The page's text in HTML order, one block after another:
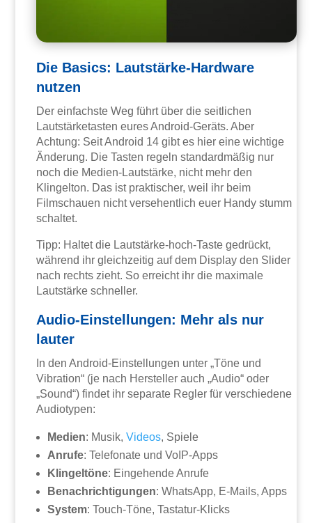
Die Basics: Lautstärke-Hardware
nutzen
Der einfachste Weg führt über die seitlichen
Lautstärketasten eures Android-Geräts. Aber
Achtung: Seit Android 14 gibt es hier eine wichtige
Änderung. Die Tasten regeln standardmäßig nur
noch die Medien-Lautstärke, nicht mehr den
Klingelton. Das ist praktischer, weil ihr beim
Filmschauen nicht versehentlich euer Handy stumm
schaltet.
Tipp: Haltet die Lautstärke-hoch-Taste gedrückt,
während ihr gleichzeitig auf dem Display den Slider
nach rechts zieht. So erreicht ihr die maximale
Lautstärke schneller.
Audio-Einstellungen: Mehr als nur
lauter
In den Android-Einstellungen unter „Töne und
Vibration“ (je nach Hersteller auch „Audio“ oder
„Sound“) findet ihr separate Regler für verschiedene
Audiotypen:
Medien: Musik,Videos, Spiele
Anrufe: Telefonate und VoIP-Apps
Klingeltöne: Eingehende Anrufe
Benachrichtigungen: WhatsApp, E-Mails, Apps
System: Touch-Töne, Tastatur-Klicks